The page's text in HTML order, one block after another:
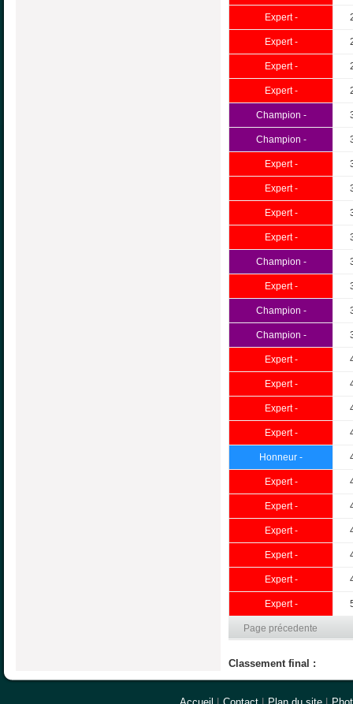
Expert -
Expert -
Expert -
Expert -
Champion -
Champion -
Expert -
Expert -
Expert -
Expert -
Champion -
Expert -
Champion -
Champion -
Expert -
Expert -
Expert -
Expert -
Honneur -
Expert -
Expert -
Expert -
Expert -
Expert -
Expert -
Page précedente
Classement final :